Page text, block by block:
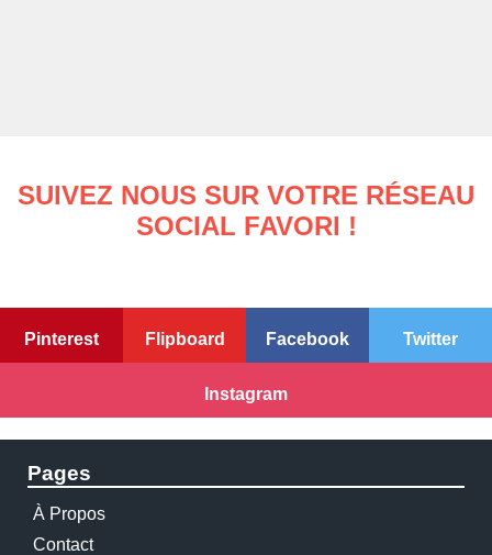
SUIVEZ NOUS SUR VOTRE RÉSEAU
SOCIAL FAVORI !
Pinterest Flipboard Facebook Twitter
Instagram
Pages
À Propos
Contact